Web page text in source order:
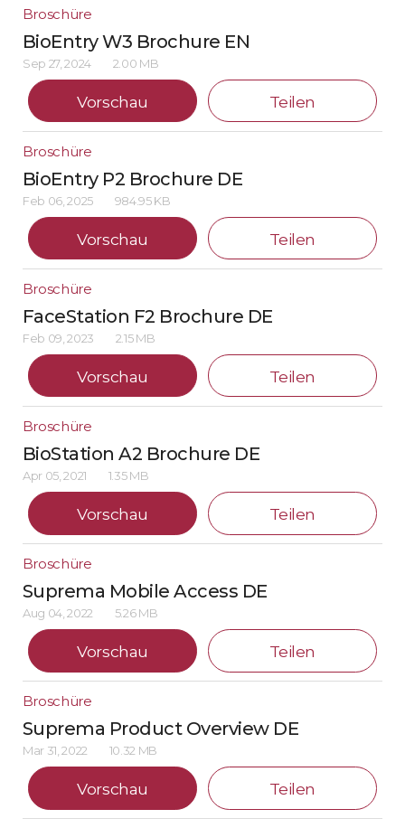
Broschüre
BioEntry W3 Brochure EN
Sep 27, 2024 2.00 MB
Vorschau Teilen
Broschüre
BioEntry P2 Brochure DE
Feb 06, 2025 984.95 KB
Vorschau Teilen
Broschüre
FaceStation F2 Brochure DE
Feb 09, 2023 2.15 MB
Vorschau Teilen
Broschüre
BioStation A2 Brochure DE
Apr 05, 2021 1.35 MB
Vorschau Teilen
Broschüre
Suprema Mobile Access DE
Aug 04, 2022 5.26 MB
Vorschau Teilen
Broschüre
Suprema Product Overview DE
Mar 31, 2022 10.32 MB
Vorschau Teilen